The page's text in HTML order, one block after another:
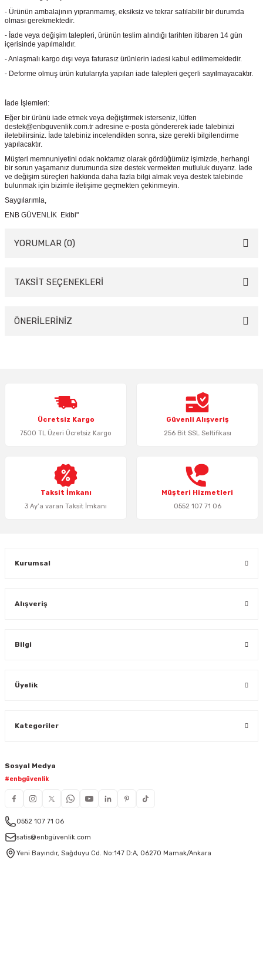
- Ürünün ambalajının yıpranmamış, eksiksiz ve tekrar satılabilir bir durumda
olması gerekmektedir.
- İade veya değişim talepleri, ürünün teslim alındığı tarihten itibaren 14 gün
içerisinde yapılmalıdır.
- Anlaşmalı kargo dışı veya faturasız ürünlerin iadesi kabul edilmemektedir.
- Deforme olmuş ürün kutularıyla yapılan iade talepleri geçerli sayılmayacaktır.
İade İşlemleri:
Eğer bir ürünü iade etmek veya değiştirmek isterseniz, lütfen
destek@enbguvenlik.com.tr adresine e-posta göndererek iade talebinizi
iletebilirsiniz. İade talebiniz incelendikten sonra, size gerekli bilgilendirme
yapılacaktır.
Müşteri memnuniyetini odak noktamız olarak gördüğümüz işimizde, herhangi
bir sorun yaşamanız durumunda size destek vermekten mutluluk duyarız. İade
ve değişim süreçleri hakkında daha fazla bilgi almak veya destek talebinde
bulunmak için bizimle iletişime geçmekten çekinmeyin.
Saygılarımla,
ENB GÜVENLİK Ekibi"
YORUMLAR (0)
Bu ürüne ilk yorumu siz yapın!
TAKSİT SEÇENEKLERİ
ÖNERİLERİNİZ
Ürün resmi kalitesiz, bozuk veya görüntülenemiyor.
Ürün açıklamasında eksik bilgiler bulunuyor.
Ürün bilgilerinde hatalar bulunuyor.
Bu ürüne benzer farklı alternatifler olmalı.
Ücretsiz Kargo
7500 TL Üzeri Ücretsiz Kargo
Güvenli Alışveriş
256 Bit SSL Seltifikası
Taksit İmkanı
3 Ay’a varan Taksit İmkanı
Müşteri Hizmetleri
0552 107 71 06
Kurumsal
Alışveriş
Bilgi
Üyelik
Kategoriler
Sosyal Medya
#enbgüvenlik
0552 107 71 06
satis@enbgüvenlik.com
Yeni Bayındır, Sağduyu Cd. No:147 D:A, 06270 Mamak/Ankara